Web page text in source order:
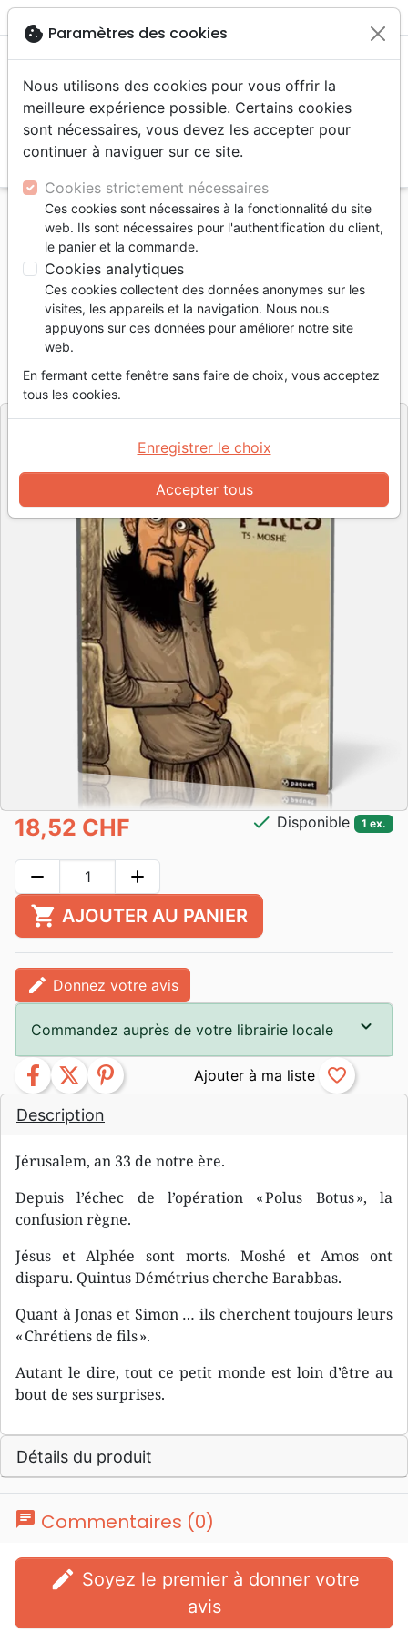
menu
Accueil Livres
Bandes dessinées
Voyage des pères (Le) - [BD] tome 5 Moshé
Le Voyage des pères
[BD] tome 5 Moshé
Auteur :David Ratte
Référence PAQ0820
9782888908203
EditeurPaquet
Description
Jérusalem, an 33 de notre ère.
Depuis l’échec de l’opération « Polus Botus », la
confusion règne.
Jésus et Alphée sont morts. Moshé et Amos ont
disparu. Quintus Démétrius cherche Barabbas.
Quant à Jonas et Simon … ils cherchent toujours leurs
« Chrétiens de fils ».
Autant le dire, tout ce petit monde est loin d’être au
bout de ses surprises.
Détails du produit
18,52 CHF check Disponible 1 ex.
remove add
shopping_cart AJOUTER AU PANIER
edit Donnez votre avis
Commandez auprès de votre librairie locale
facebook twitter pinterest favorite_border
chat Commentaires (0)
edit
avis
cookie Paramètres des cookies
Nous utilisons des cookies pour vous offrir la
meilleure expérience possible. Certains cookies
sont nécessaires, vous devez les accepter pour
continuer à naviguer sur ce site.
Cookies strictement nécessaires
Ces cookies sont nécessaires à la fonctionnalité du site
web. Ils sont nécessaires pour l'authentification du client,
le panier et la commande.
Cookies analytiques
Ces cookies collectent des données anonymes sur les
visites, les appareils et la navigation. Nous nous
appuyons sur ces données pour améliorer notre site
web.
En fermant cette fenêtre sans faire de choix, vous acceptez
tous les cookies.
Accepter tous
Enregistrer le choix